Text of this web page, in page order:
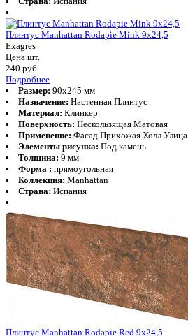
Плинтус Manhattan Rodapie Mink 9x24,5
Exagres
Цена шт.
240 руб
Подробнее
Размер: 90x245 мм
Назначение: Настенная Плинтус
Материал: Клинкер
Поверхность: Нескользящая Матовая
Применение: Фасад Прихожая.Холл Улица
Элементы рисунка: Под камень
Толщина: 9 мм
Форма : прямоугольная
Коллекция: Manhattan
Страна: Испания
Плинтус Manhattan Rodapie Red 9x24,5